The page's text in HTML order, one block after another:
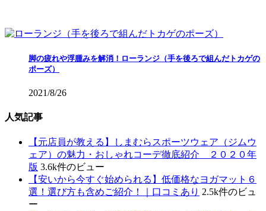
脚の疲れや浮腫みを解消！ローランジ（手を後ろで組んだトカゲの
ポーズ）
2021/8/26
人気記事
【元店員が教える︎】しまむらスポーツウェア（ジムウ
ェア）の魅力・おしゃれコーデ徹底紹介 ２０２０年
版 3.6k件のビュー
【安いから今すぐ始められる】低価格なヨガマット６
選！選び方も含めご紹介！｜口コミあり 2.5k件のビュ
ー